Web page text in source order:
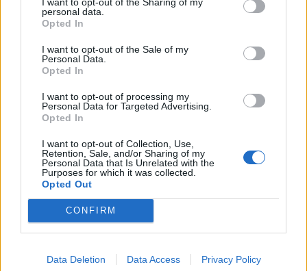
personal data.
Opted In
I want to opt-out of the Sale of my
Personal Data.
Opted In
I want to opt-out of processing my
Personal Data for Targeted Advertising.
Opted In
I want to opt-out of Collection, Use,
Retention, Sale, and/or Sharing of my
Personal Data that Is Unrelated with the
Purposes for which it was collected.
Opted Out
CONFIRM
Data Deletion Data Access Privacy Policy
jag inte att det är särskilt svårt, nu har jag en bra